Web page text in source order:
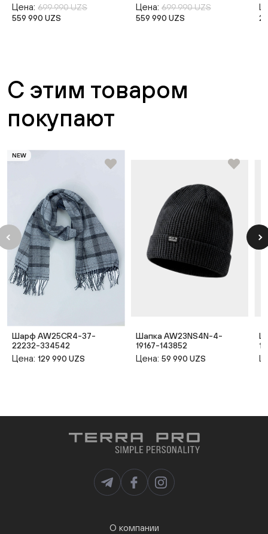
Цена: 699 990 UZS
559 990 UZS
Цена: 699 990 UZS
559 990 UZS
С этим товаром
покупают
NEW
Шарф AW25CR4-37-
22232-334542
Цена: 129 990 UZS
Шапка AW23NS4N-4-
19167-143852
Цена: 59 990 UZS
О компании